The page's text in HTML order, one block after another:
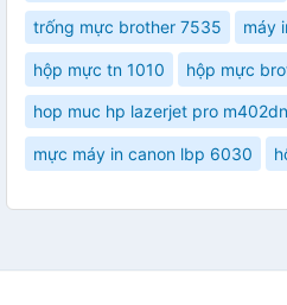
trống mực brother 7535 máy
hộp mực tn 1010 hộp mực
hop muc hp lazerjet pro m402dn
mực máy in canon lbp 6030